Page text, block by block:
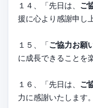
１４、「先日は、 ご
援に心より感謝申し
１５、「ご協力お願
に成長できることを
１６、「先日は、 ご
力に感謝いたします